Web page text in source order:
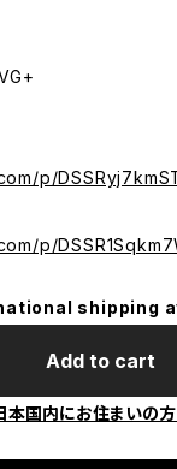
p/
p/
shipping
Add to cart
本国内にお住まいの